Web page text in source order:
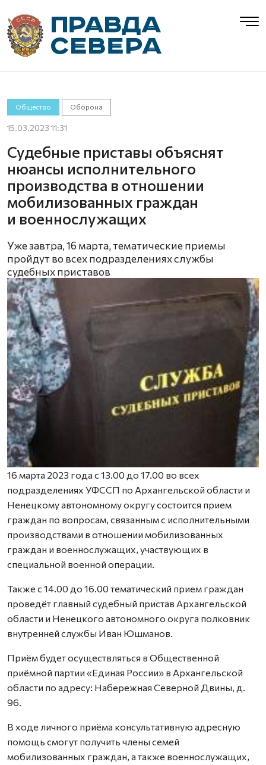
Общество Оборона
15.03.2023 11:31
Судебные приставы объяснят
нюансы исполнительного
производства в отношении
мобилизованных граждан
и военнослужащих
Уже завтра, 16 марта, тематические приемы
пройдут во всех подразделениях службы
судебных приставов
16 марта 2023 года c 13.00 до 17.00 во всех
подразделениях УФССП по Архангельской области и
Ненецкому автономному округу состоится прием
граждан по вопросам, связанным с исполнительными
производствами в отношении мобилизованных
граждан и военнослужащих, участвующих в
специальной военной операции.
Также с 14.00 до 16.00 тематический прием граждан
проведёт главный судебный пристав Архангельской
области и Ненецкого автономного округа полковник
внутренней службы Иван Юшманов.
Приём будет осуществляться в Общественной
приёмной партии «Единая России» в Архангельской
области по адресу: Набережная Северной Двины, д.
96.
В ходе личного приёма консультативную адресную
помощь смогут получить члены семей
мобилизованных граждан, а также военнослужащих,